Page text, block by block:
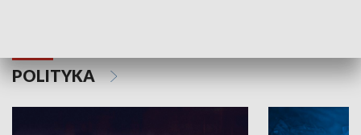
POLITYKA